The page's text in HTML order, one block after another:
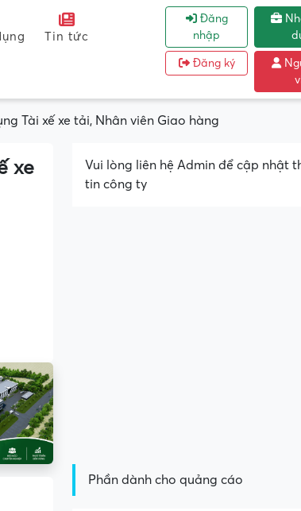
Tin tức
Đăng
nhập
Đăng ký
Tài xế xe tải, Nhân viên Giao hàng
xe
Vui lòng liên hệ Admin để cập nhật
tin công ty
Phần dành cho quảng cáo